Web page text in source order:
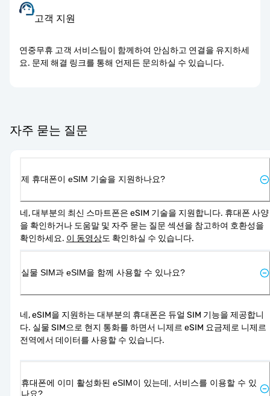
고객 지원
연중무휴 고객 서비스팀이 함께하여 안심하고 연결을 유지하세
요. 문제 해결 링크를 통해 언제든 문의하실 수 있습니다.
자주 묻는 질문
제 휴대폰이 eSIM 기술을 지원하나요?
네, 대부분의 최신 스마트폰은 eSIM 기술을 지원합니다. 휴대폰 사양
을 확인하거나 도움말 및 자주 묻는 질문 섹션을 참고하여 호환성을
확인하세요. 이 동영상도 확인하실 수 있습니다.
실물 SIM과 eSIM을 함께 사용할 수 있나요?
네, eSIM을 지원하는 대부분의 휴대폰은 듀얼 SIM 기능을 제공합니
다. 실물 SIM으로 현지 통화를 하면서 니제르 eSIM 요금제로 니제르
전역에서 데이터를 사용할 수 있습니다.
휴대폰에 이미 활성화된 eSIM이 있는데, 서비스를 이용할 수 있
나요?